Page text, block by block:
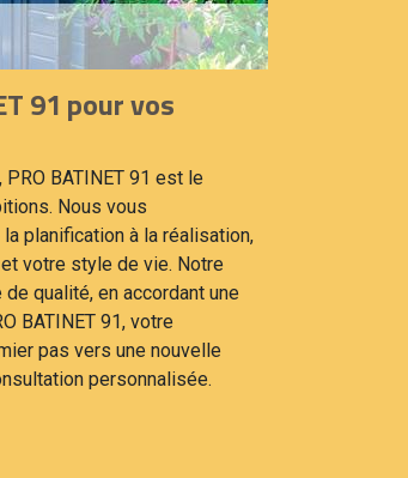
91 pour vos
BATINET 91 est le
Nous vous
planification à la réalisation,
votre style de vie. Notre
qualité, en accordant une
BATINET 91, votre
pas vers une nouvelle
personnalisée.